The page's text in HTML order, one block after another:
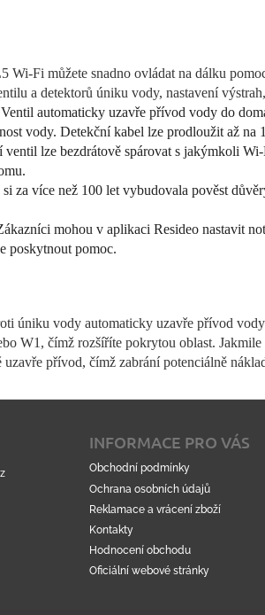
Wi-Fi můžete snadno ovládat na dálku
a detektorů úniku vody, nastavení
Ventil automaticky uzavře přívod vody do
vody. Detekční kabel lze prodloužit až na
ventil lze bezdrátově spárovat s jakýmkoli
si za více než 100 let vybudovala pověst
mohou v aplikaci Resideo nastavit
poskytnout pomoc.
úniku vody automaticky uzavře přívod
W1, čímž rozšíříte pokrytou oblast.
přívod, čímž zabrání potenciálně
INFORMACE PRO VÁS
Obchodní podmínky
Ochrana osobních údajů
Reklamace a vrácení zboží
Kontakty
Hodnocení obchodu
Oficiální webové stránky